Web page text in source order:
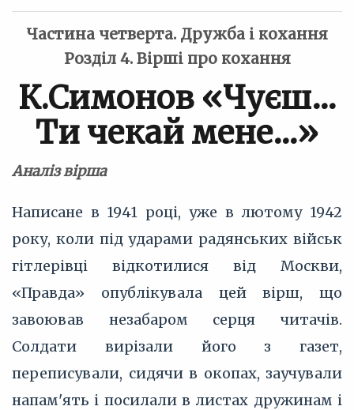
Частина четверта. Дружба і кохання
Розділ 4. Вірші про кохання
К.Симонов «Чуєш…
Ти чекай мене…»
Аналіз вірша
Написане в 1941 році, уже в лютому 1942
року, коли під ударами радянських військ
гітлерівці відкотилися від Москви,
«Правда» опублікувала цей вірш, що
завоював незабаром серця читачів.
Солдати вирізали його з газет,
переписували, сидячи в окопах, заучували
напам'ять і посилали в листах дружинам і